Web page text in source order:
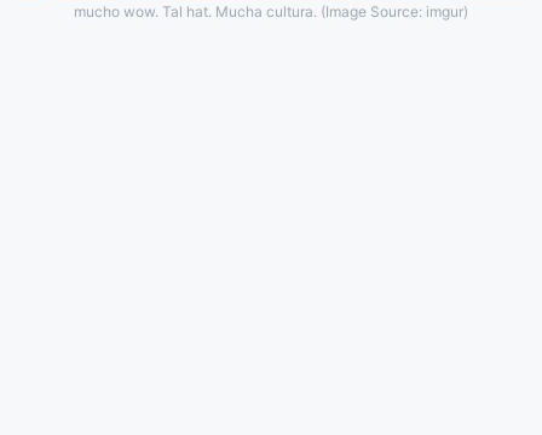
mucho wow. Tal hat. Mucha cultura. (Image Source: imgur)